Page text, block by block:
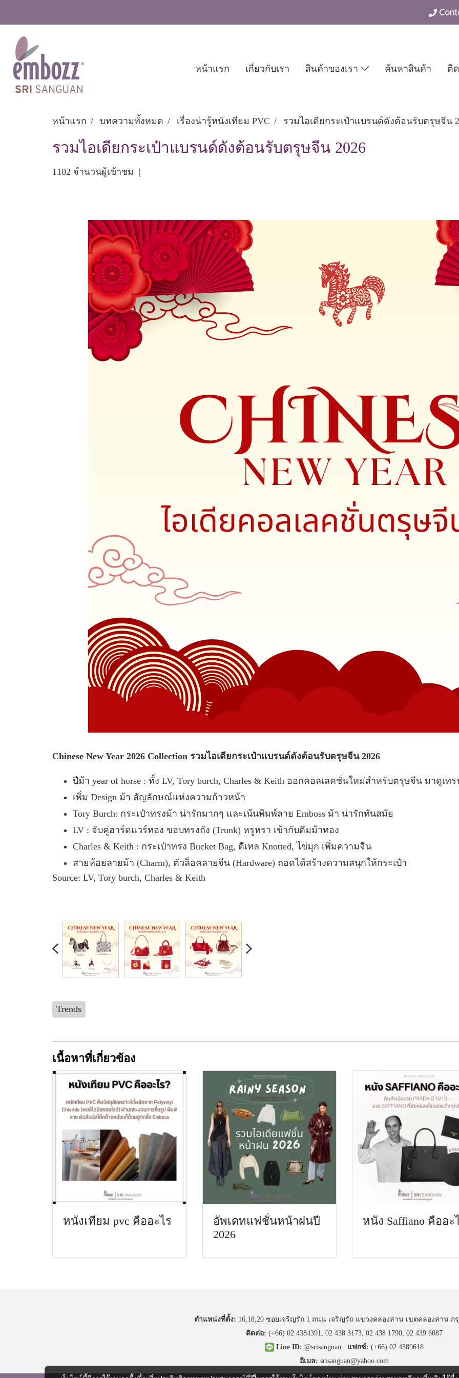
หน้าแรก เกี่ยวกับเรา สินค้าของเรา ค้นหาสินค้า ติ
หน้าแรก บทความทั้งหมด เรื่องน่ารู้หนังเทียม PVC รวมไอเดียกระเป๋าแบรนด์ดังต้อนรับตรุษจีน
รวมไอเดียกระเป๋าแบรนด์ดังต้อนรับตรุษจีน 2026
1102 จำนวนผู้เข้าชม |
Chinese New Year 2026 Collection รวมไอเดียกระเป๋าแบรนด์ดังต้อนรับตรุษจีน 2026
ปีม้า year of horse : ทั้ง LV, Tory burch, Charles & Keith ออกคอลเลคชั่นใหม่สำหรับตรุษจีน มาดูเท
เพิ่ม Design ม้า สัญลักษณ์แห่งความก้าวหน้า
Tory Burch: กระเป๋าทรงม้า น่ารักมากๆ และเน้นพิมพ์ลาย Emboss ม้า น่ารักทันสมัย
LV : จับคู่ฮาร์ดแวร์ทอง ขอบทรงถัง (Trunk) หรูหรา เข้ากับตีมม้าทอง
Charles & Keith : กระเป๋าทรง Bucket Bag, ดีเทล Knotted, ไข่มุก เพิ่มความจีน
สายห้อยลายม้า (Charm), ตัวล็อคลายจีน (Hardware) ถอดได้สร้างความสนุกให้กระเป๋า
Source: LV, Tory burch, Charles & Keith
Trends
เนื้อหาที่เกี่ยวข้อง
หนังเทียม pvc คืออะไร
อัพเดทแฟชั่นหน้าฝนปี
2026
หนัง Saffiano คืออะ
ตำแหน่งที่ตั้ง: 16,18,20 ซอยเจริญรัถ 1 ถนน เจริญรัถ แขวงคลองสาน เขตคลองสาน กรุ
ติดต่อ: (+66) 02 4384391 02 438 3173 02 438 1790 02 439 6087
Line ID: @srisanguan แฟกซ์: (+66) 02 4389618
อีเมล: srisanguan@yahoo.com